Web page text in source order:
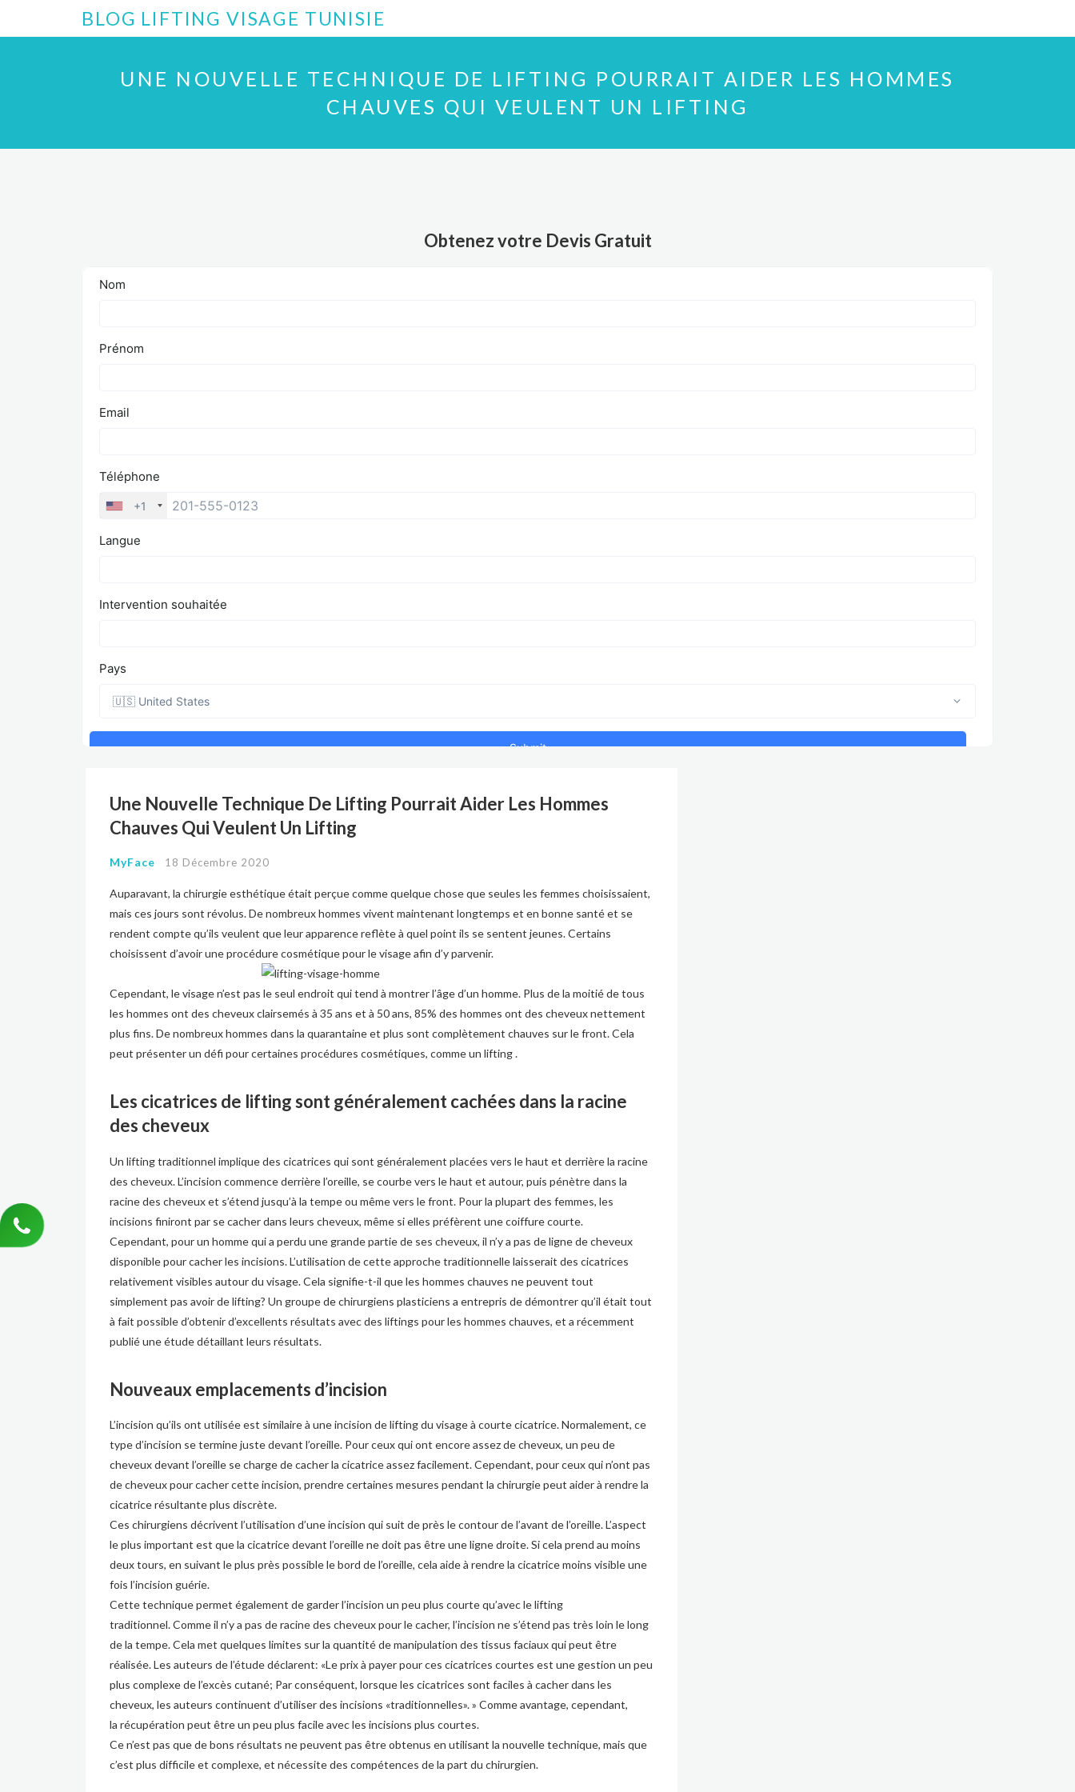
BLOG LIFTING VISAGE TUNISIE
UNE NOUVELLE TECHNIQUE DE LIFTING POURRAIT AIDER LES HOMMES
CHAUVES QUI VEULENT UN LIFTING
Obtenez votre Devis Gratuit
Une Nouvelle Technique De Lifting Pourrait Aider Les Hommes
Chauves Qui Veulent Un Lifting
MyFace 18 Décembre 2020
Auparavant, la chirurgie esthétique était perçue comme quelque chose que seules les femmes choisissaient,
mais ces jours sont révolus. De nombreux hommes vivent maintenant longtemps et en bonne santé et se
rendent compte qu’ils veulent que leur apparence reflète à quel point ils se sentent jeunes. Certains
choisissent d’avoir une procédure cosmétique pour le visage afin d’y parvenir.
Cependant, le visage n’est pas le seul endroit qui tend à montrer l’âge d’un homme. Plus de la moitié de tous
les hommes ont des cheveux clairsemés à 35 ans et à 50 ans, 85% des hommes ont des cheveux nettement
plus fins. De nombreux hommes dans la quarantaine et plus sont complètement chauves sur le front. Cela
peut présenter un défi pour certaines procédures cosmétiques, comme un lifting.
Les cicatrices de lifting sont généralement cachées dans la racine
des cheveux
Un liftingtraditionnel implique des cicatrices qui sont généralement placées vers le haut et derrière la racine
des cheveux. L’incision commence derrière l’oreille, se courbe vers le haut et autour, puis pénètre dans la
racine des cheveux et s’étend jusqu’à la tempe ou même vers le front. Pour la plupart des femmes, les
incisions finiront par se cacher dans leurs cheveux, même si elles préfèrent une coiffure courte.
Cependant, pour un homme qui a perdu une grande partie de ses cheveux, il n’y a pas de ligne de cheveux
disponible pour cacher les incisions. L’utilisation de cette approche traditionnelle laisserait des cicatrices
relativement visibles autour du visage. Cela signifie-t-il que les hommes chauves ne peuvent tout
simplement pas avoir de lifting? Un groupe de chirurgiens plasticiens a entrepris de démontrer qu’il était tout
à fait possible d’obtenir d’excellents résultats avec des liftings pour les hommes chauves, et a récemment
publié uneétudedétaillant leurs résultats.
Nouveaux emplacements d’incision
L’incision qu’ils ont utilisée est similaire à une incision de lifting du visage à courte cicatrice. Normalement, ce
type d’incision se termine juste devant l’oreille. Pour ceux qui ont encore assez de cheveux, un peu de
cheveux devant l’oreille se charge de cacher la cicatrice assez facilement. Cependant, pour ceux qui n’ont pas
de cheveux pour cacher cette incision, prendre certaines mesures pendant la chirurgie peut aider à rendre la
cicatrice résultante plus discrète.
Ces chirurgiens décrivent l’utilisation d’une incision qui suit de près le contour de l’avant de l’oreille. L’aspect
le plus important est que la cicatrice devant l’oreille ne doit pas être une ligne droite. Si cela prend au moins
deux tours, en suivant le plus près possible le bord de l’oreille, cela aide à rendre la cicatrice moins visible une
fois l’incision guérie.
Cette technique permet également de garder l’incision un peu plus courte qu’avec le lifting
traditionnel. Comme il n’y a pas de racine des cheveux pour le cacher, l’incision ne s’étend pas très loin le long
de la tempe. Cela met quelques limites sur la quantité de manipulation des tissus faciaux qui peut être
réalisée. Les auteurs de l’étude déclarent: «Le prix à payer pour ces cicatrices courtes est une gestion un peu
plus complexe de l’excès cutané; Par conséquent, lorsque les cicatrices sont faciles à cacher dans les
cheveux, les auteurs continuent d’utiliser des incisions «traditionnelles». » Comme avantage, cependant,
la récupération peut être un peu plus facile avec les incisions plus courtes.
Ce n’est pas que de bons résultats ne peuvent pas être obtenus en utilisant la nouvelle technique, mais que
c’est plus difficile et complexe, et nécessite des compétences de la part du chirurgien.